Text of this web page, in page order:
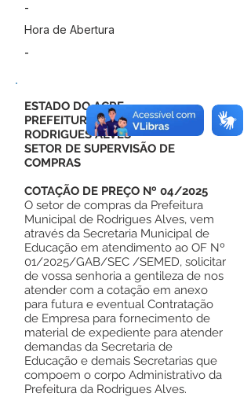
-
Hora de Abertura
-
ESTADO DO ACRE
PREFEITURA MUNICIPAL DE
RODRIGUES ALVES
SETOR DE SUPERVISÃO DE
COMPRAS
COTAÇÃO DE PREÇO Nº 04/2025
O setor de compras da Prefeitura
Municipal de Rodrigues Alves, vem
através da Secretaria Municipal de
Educação em atendimento ao OF Nº
01/2025/GAB/SEC /SEMED, solicitar
de vossa senhoria a gentileza de nos
atender com a cotação em anexo
para futura e eventual Contratação
de Empresa para fornecimento de
material de expediente para atender
demandas da Secretaria de
Educação e demais Secretarias que
compoem o corpo Administrativo da
Prefeitura da Rodrigues Alves.